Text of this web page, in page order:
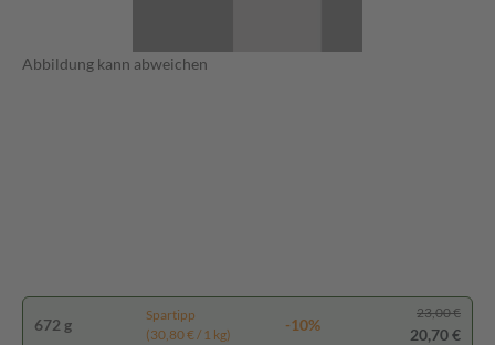
Abbildung kann abweichen
672 g
Spartipp
(30,80 € / 1 kg)
-10%
23,00 €
20,70 €